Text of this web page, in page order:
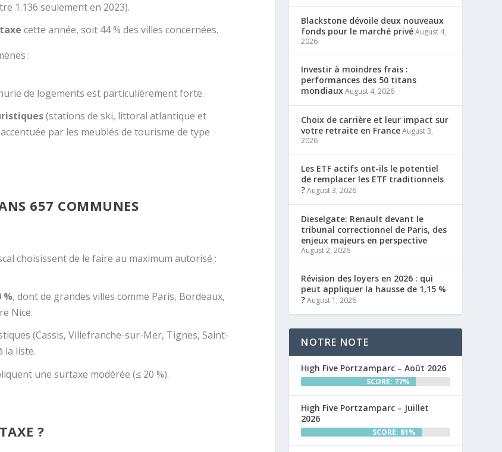
1.136 seulement en 2023).
cette année, soit 44 % des villes concernées.
:
de logements est particulièrement forte.
(stations de ski, littoral atlantique et
par les meublés de tourisme de type
657 COMMUNES
choisissent de le faire au maximum autorisé :
%, dont de grandes villes comme Paris, Bordeaux,
Nice.
(Cassis, Villefranche-sur-Mer, Tignes, Saint-
la liste.
une surtaxe modérée (≤ 20 %).
?
Blackstone dévoile deux nouveaux
fonds pour le marché privéAugust 4,
2026
Investir à moindres frais :
performances des 50 titans
mondiauxAugust 4, 2026
Choix de carrière et leur impact sur
votre retraite en FranceAugust 3,
2026
Les ETF actifs ont-ils le potentiel
de remplacer les ETF traditionnels
?August 3, 2026
Dieselgate: Renault devant le
tribunal correctionnel de Paris, des
enjeux majeurs en perspective
August 2, 2026
Révision des loyers en 2026 : qui
peut appliquer la hausse de 1,15 %
?August 1, 2026
NOTRE NOTE
High Five Portzamparc – Août 2026
SCORE: 77%
High Five Portzamparc – Juillet
2026
SCORE: 81%